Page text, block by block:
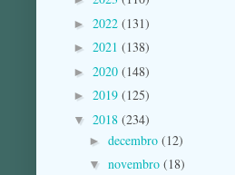
► 2022 (131)
► 2021 (138)
► 2020 (148)
► 2019 (125)
▼ 2018 (234)
► decembro (12)
▼ novembro (18)